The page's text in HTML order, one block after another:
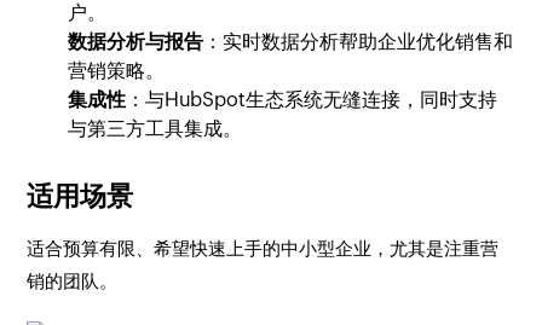
户。
数据分析与报告 ：实时数据分析帮助企业优化销售和
营销策略。
集成性 ：与HubSpot生态系统无缝连接，同时支持
与第三方工具集成。
适用场景
适合预算有限、希望快速上手的中小型企业，尤其是注重营
销的团队。